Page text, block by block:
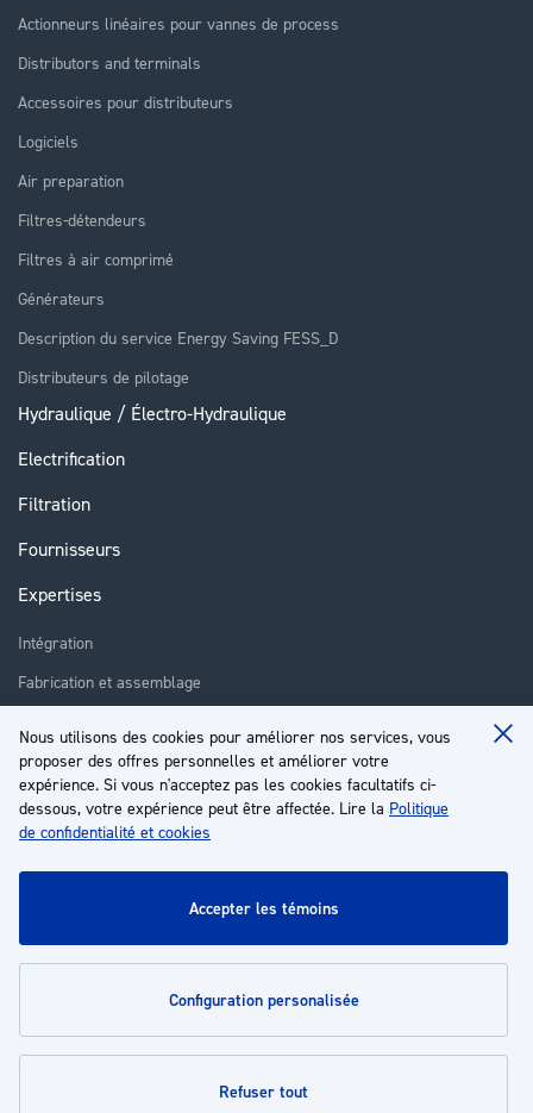
Nous utilisons des cookies pour améliorer nos services, vous
proposer des offres personnelles et améliorer votre
expérience. Si vous n'acceptez pas les cookies facultatifs ci-
dessous, votre expérience peut être affectée. Lire la Politique
de confidentialité et cookies
accepter les témoins
configuration personalisée
refuser tout
Actionneurs linéaires pour vannes de process
Distributors and terminals
Accessoires pour distributeurs
Logiciels
Air preparation
Filtres-détendeurs
Filtres à air comprimé
Générateurs
Description du service Energy Saving FESS_D
Distributeurs de pilotage
Hydraulique / Électro-Hydraulique
Electrification
Filtration
Fournisseurs
Expertises
Intégration
Fabrication et assemblage
Réparation
Formation
À propos
Service client